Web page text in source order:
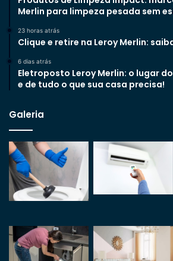
Merlin para limpeza pesada sem
23 horas atrás
Clique e retire na Leroy Merlin:
6 dias atrás
Eletroposto Leroy Merlin: o lugar
e de tudo o que sua casa precisa!
Galeria